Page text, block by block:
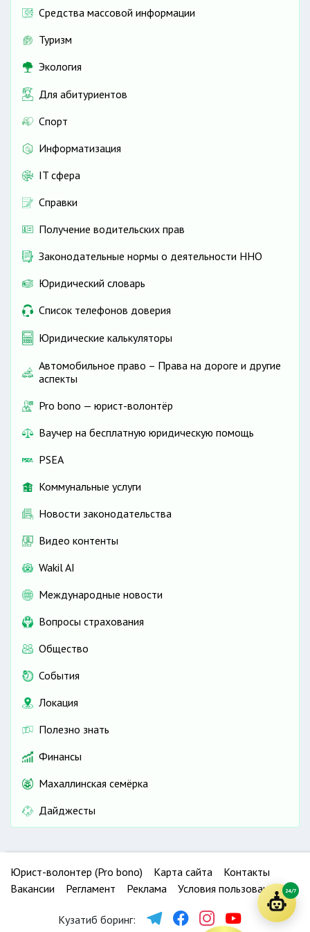
Средства массовой информации
Туризм
Экология
Для абитуриентов
Спорт
Информатизация
IT сфера
Справки
Получение водительских прав
Законодательные нормы о деятельности ННО
Юридический словарь
Список телефонов доверия
Юридические калькуляторы
Автомобильное право – Права на дороге и другие
аспекты
Pro bono — юрист-волонтёр
Ваучер на бесплатную юридическую помощь
PSEA
Коммунальные услуги
Новости законодательства
Видео контенты
Wakil AI
Международные новости
Вопросы страхования
Общество
События
Локация
Полезно знать
Финансы
Махаллинская семёрка
Дайджесты
Юрист-волонтер (Pro bono) Карта сайта
Контакты
Вакансии
Регламент Реклама Условия пользования
Кузатиб боринг:
24/7